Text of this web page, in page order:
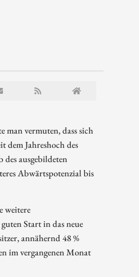
man vermuten, dass sich
Jahreshoch des
ausgebildeten
Abwärtspotenzial bis
weitere
Start in das neue
annähernd 48 %
im vergangenen Monat